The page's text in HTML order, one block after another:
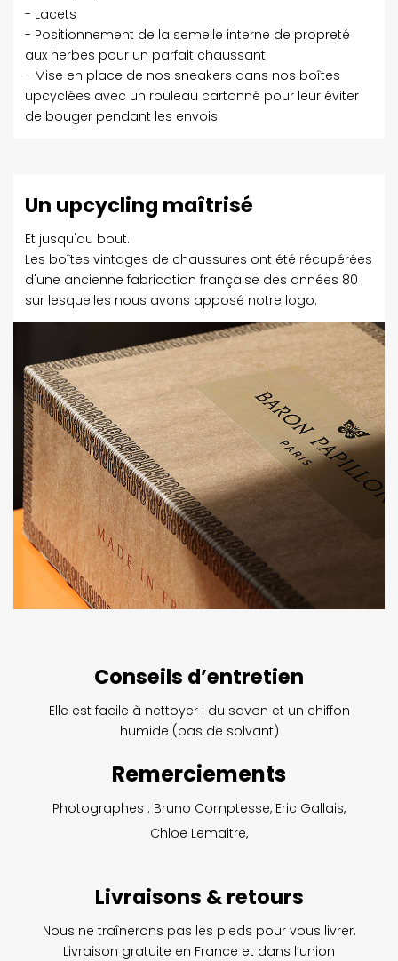
- Lacets
- Positionnement de la semelle interne de propreté
aux herbes pour un parfait chaussant
- Mise en place de nos sneakers dans nos boîtes
upcyclées avec un rouleau cartonné pour leur éviter
de bouger pendant les envois
Un upcycling maîtrisé
Et jusqu'au bout.
Les boîtes vintages de chaussures ont été récupérées
d'une ancienne fabrication française des années 80
sur lesquelles nous avons apposé notre logo.
Conseils d’entretien
Elle est facile à nettoyer : du savon et un chiffon
humide (pas de solvant)
Remerciements
Photographes : Bruno Comptesse, Eric Gallais,
Chloe Lemaitre,
Livraisons & retours
Nous ne traînerons pas les pieds pour vous livrer.
Livraison gratuite en France et dans l’union